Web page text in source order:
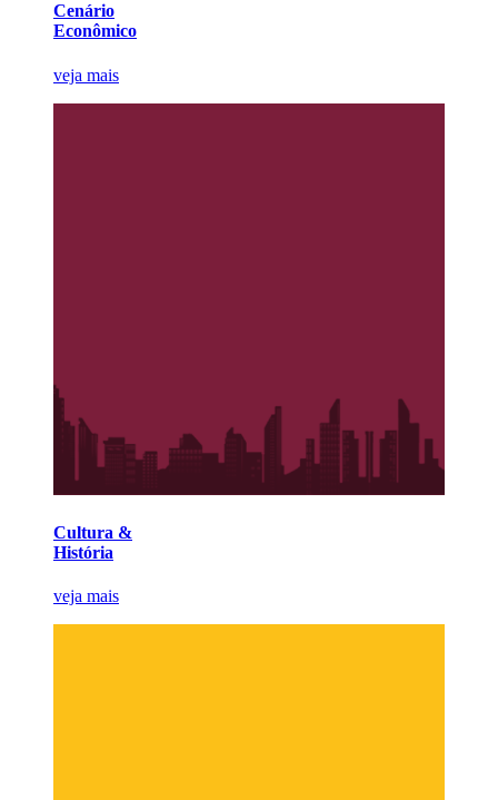
Cenário
Econômico
veja mais
Cultura &
História
veja mais